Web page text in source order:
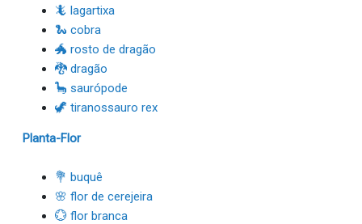
🦎 lagartixa
🐍 cobra
🐲 rosto de dragão
🐉 dragão
🦕 saurópode
🦖 tiranossauro rex
Planta-Flor
💐 buquê
🌸 flor de cerejeira
💮 flor branca